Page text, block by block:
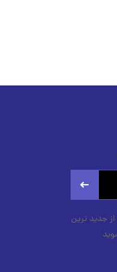
جدید ترین